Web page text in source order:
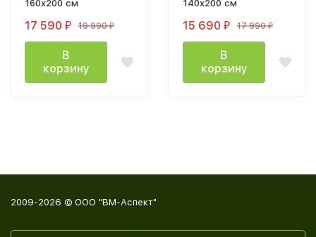
160х200 см
17 590 ₽ 19 990₽
В
корзину
140х200 см
15 690 ₽ 17 990₽
В
корзину
2009-2026 © ООО "ВМ-Аспект"